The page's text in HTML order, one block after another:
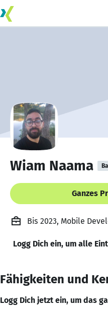
Wiam Naama
Ganzes
Bis 2023, Mobile
Logg Dich ein, um alle
Fähigkeiten und
Logg Dich jetzt ein, um das